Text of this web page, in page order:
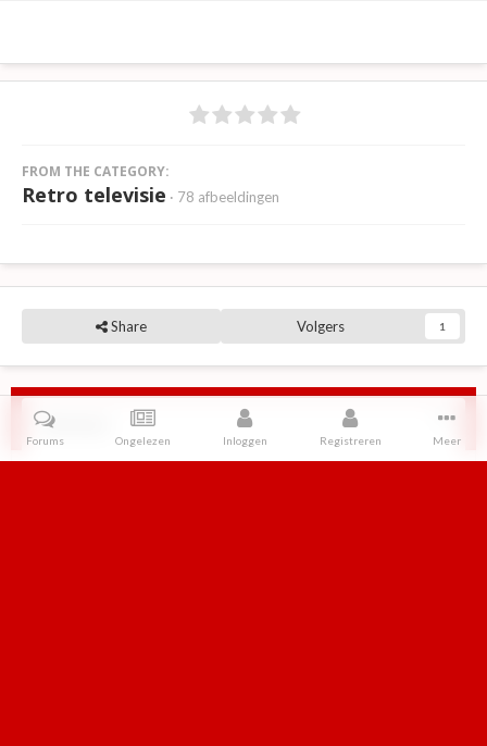
FROM THE CATEGORY:
Retro televisie · 78 afbeeldingen
Share Volgers 1
Reviews
Forums Ongelezen Inloggen Registreren Meer